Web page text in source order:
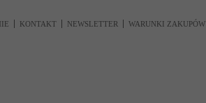
KONTAKT NEWSLETTER WARUNKI ZAKUPÓW